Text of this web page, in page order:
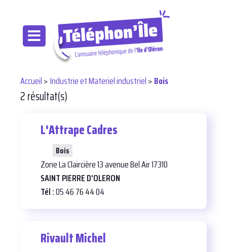
Accueil>Industrie et Materiel industriel>Bois
2 résultat(s)
L'Attrape Cadres
Bois
Zone La Claircière 13 avenue Bel Air 17310
SAINT PIERRE D'OLERON
Tél :05 46 76 44 04
Rivault Michel